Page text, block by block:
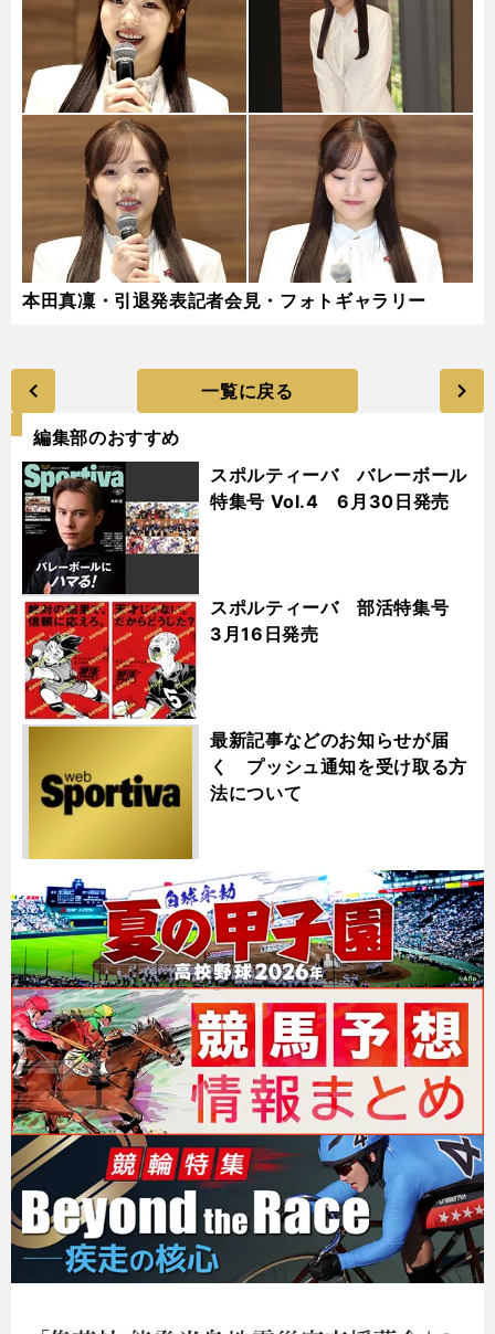
本田真凜・引退発表記者会見・フォトギャラリー
一覧に戻る
編集部のおすすめ
スポルティーバ バレーボール
特集号 Vol.4 6月30日発売
スポルティーバ 部活特集号
3月16日発売
最新記事などのお知らせが届
く プッシュ通知を受け取る方
法について